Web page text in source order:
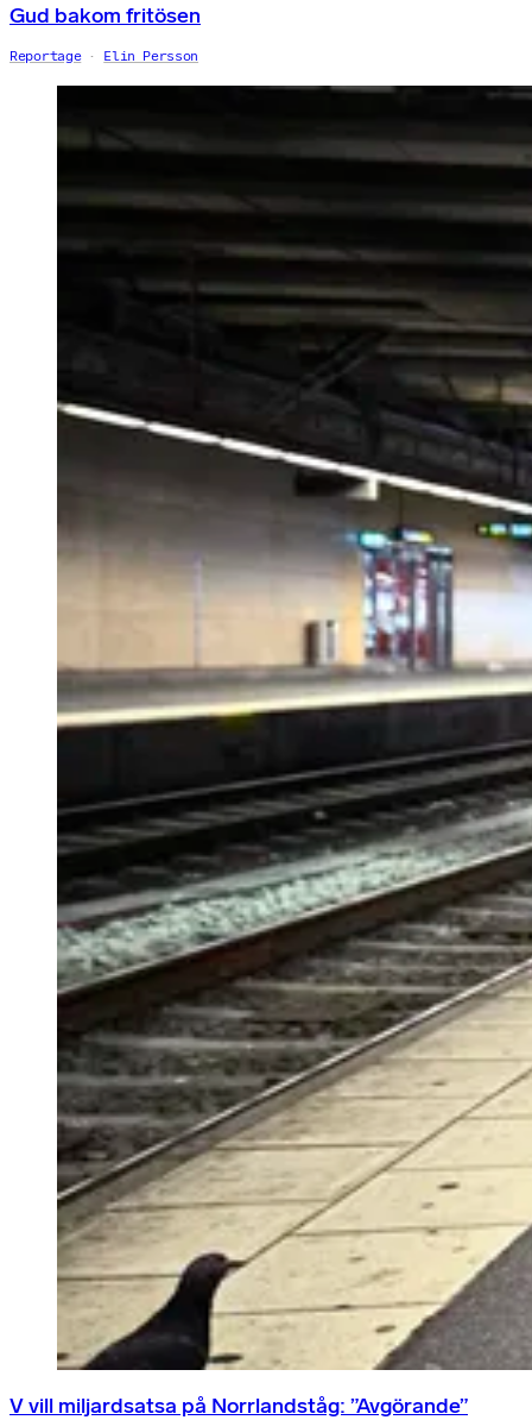
Gud bakom fritösen
Reportage Elin Persson
V vill miljardsatsa på Norrlandståg: ”Avgörande”